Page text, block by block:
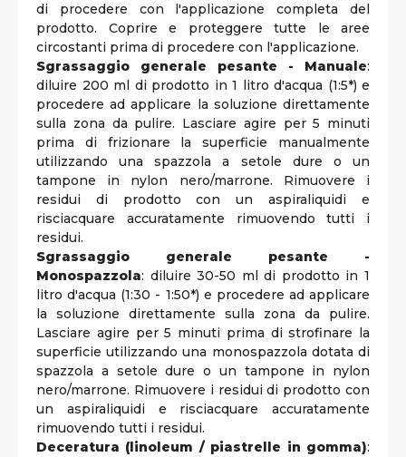
di procedere con l'applicazione completa del
prodotto. Coprire e proteggere tutte le aree
circostanti prima di procedere con l'applicazione.
Sgrassaggio generale pesante - Manuale:
diluire 200 ml di prodotto in 1 litro d'acqua (1:5*) e
procedere ad applicare la soluzione direttamente
sulla zona da pulire. Lasciare agire per 5 minuti
prima di frizionare la superficie manualmente
utilizzando una spazzola a setole dure o un
tampone in nylon nero/marrone. Rimuovere i
residui di prodotto con un aspiraliquidi e
risciacquare accuratamente rimuovendo tutti i
residui.
Sgrassaggio generale pesante -
Monospazzola: diluire 30-50 ml di prodotto in 1
litro d'acqua (1:30 - 1:50*) e procedere ad applicare
la soluzione direttamente sulla zona da pulire.
Lasciare agire per 5 minuti prima di strofinare la
superficie utilizzando una monospazzola dotata di
spazzola a setole dure o un tampone in nylon
nero/marrone. Rimuovere i residui di prodotto con
un aspiraliquidi e risciacquare accuratamente
rimuovendo tutti i residui.
Deceratura (linoleum / piastrelle in gomma):